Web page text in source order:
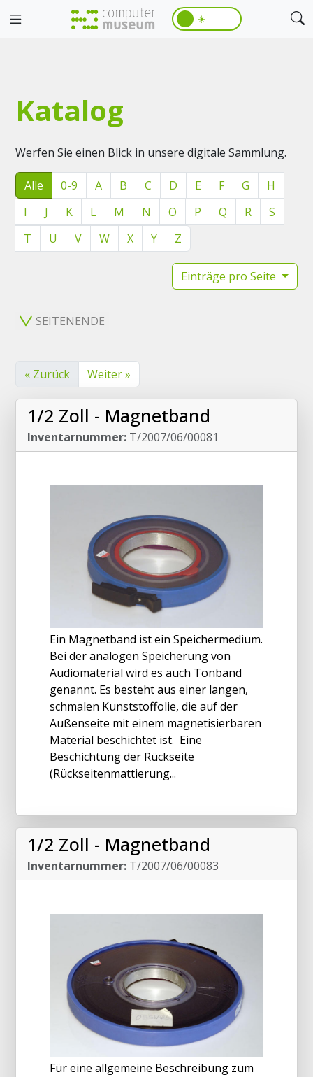
☀️
Katalog
Werfen Sie einen Blick in unsere digitale Sammlung.
Alle 0-9 A B C D E F G
H
I
J K L M N O P Q R
S
T
U V W X Y Z
Einträge pro Seite
SEITENENDE
« Zurück Weiter »
1/2 Zoll - Magnetband
Inventarnummer: T/2007/06/00081
Ein Magnetband ist ein Speichermedium.
Bei der analogen Speicherung von
Audiomaterial wird es auch Tonband
genannt. Es besteht aus einer langen,
schmalen Kunststoffolie, die auf der
Außenseite mit einem magnetisierbaren
Material beschichtet ist. Eine
Beschichtung der Rückseite
(Rückseitenmattierung...
1/2 Zoll - Magnetband
Inventarnummer: T/2007/06/00083
Für eine allgemeine Beschreibung zum